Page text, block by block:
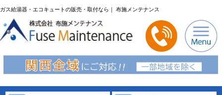
ガス給湯器・エコキュートの販売・取付なら｜ 布施メンテナンス